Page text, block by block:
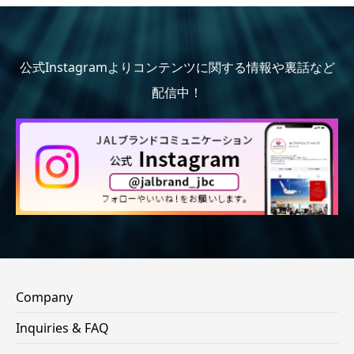
公式Instagramよりコンテンツに関する情報や裏話など
配信中！
Company
Inquiries & FAQ